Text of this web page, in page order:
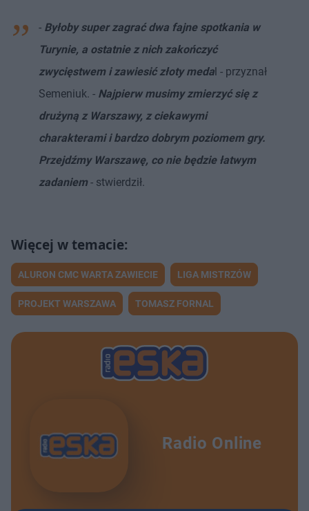
- Byłoby super zagrać dwa fajne spotkania w
Turynie, a ostatnie z nich zakończyć
zwycięstwem i zawiesić złoty medal - przyznał
Semeniuk. - Najpierw musimy zmierzyć się z
drużyną z Warszawy, z ciekawymi
charakterami i bardzo dobrym poziomem gry.
Przejdźmy Warszawę, co nie będzie łatwym
zadaniem- stwierdził.
ALURON CMC WARTA ZAWIECIE LIGA MISTRZÓW
PROJEKT WARSZAWA TOMASZ FORNAL
Radio Online